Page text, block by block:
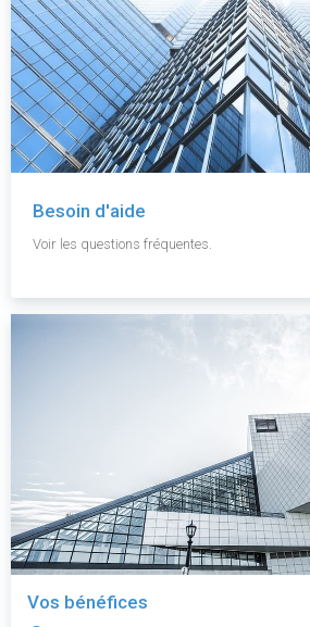
Besoin d'aide
Voir les questions fréquentes.
Vos bénéfices